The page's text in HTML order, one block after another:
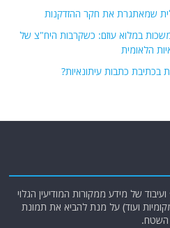
שמאתגרת את חקר ההזדקנות
במלוא עוזם: כשקרבות היח"צ של
הלאומית
כתבות עיתונאיות?
של מידע ממקורות המודיעין הגלוי
ועוד) על מנת להביא את תמונת
השטח.